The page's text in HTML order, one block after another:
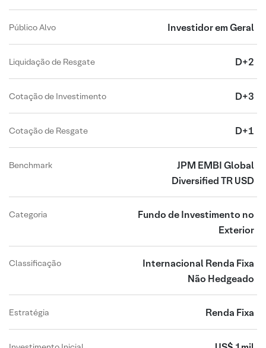
Público Alvo Investidor em Geral
Liquidação de Resgate D+2
Cotação de Investimento D+3
Cotação de Resgate D+1
Benchmark
JPM EMBI Global
Diversified TR USD
Categoria
Fundo de Investimento no
Exterior
Classificação
Internacional Renda Fixa
Não Hedgeado
Estratégia Renda Fixa